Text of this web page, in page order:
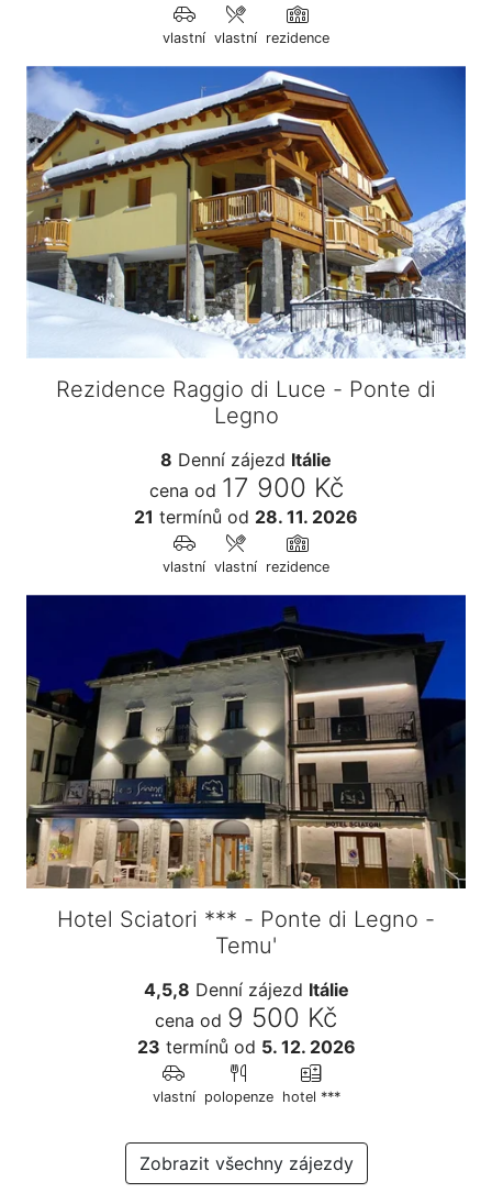
vlastní vlastní rezidence
Rezidence Raggio di Luce - Ponte di
Legno
8 Denní zájezd Itálie
cena od 17 900 Kč
21 termínů od 28. 11. 2026
vlastní vlastní rezidence
Hotel Sciatori *** - Ponte di Legno -
Temu'
4,5,8 Denní zájezd Itálie
cena od 9 500 Kč
23 termínů od 5. 12. 2026
vlastní polopenze hotel ***
Zobrazit všechny zájezdy